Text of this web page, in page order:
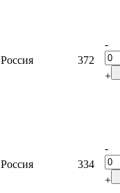
Россия 372
-
+
Россия 334
-
+